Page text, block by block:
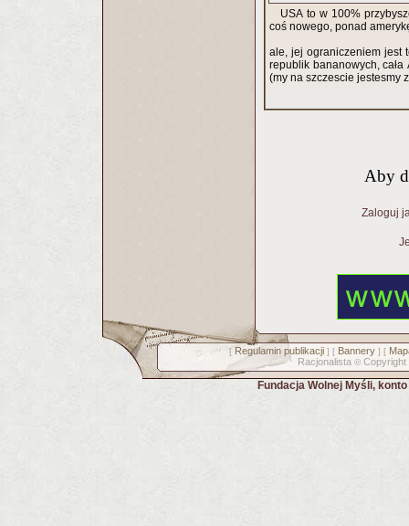
USA to w 100%
coś nowego, ponad
ale, jej ograniczeniem jest
republik bananowych,
(my na szczescie jestesmy
Aby
Zaloguj
[ Regulamin publikacji] [ Bannery] [
Racjonalista © Copyright
Fundacja Wolnej Myśli,